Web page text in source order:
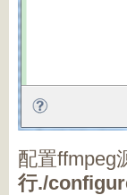
配置ffmpeg
行./